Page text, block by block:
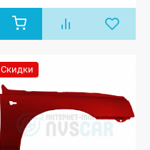
Скидки